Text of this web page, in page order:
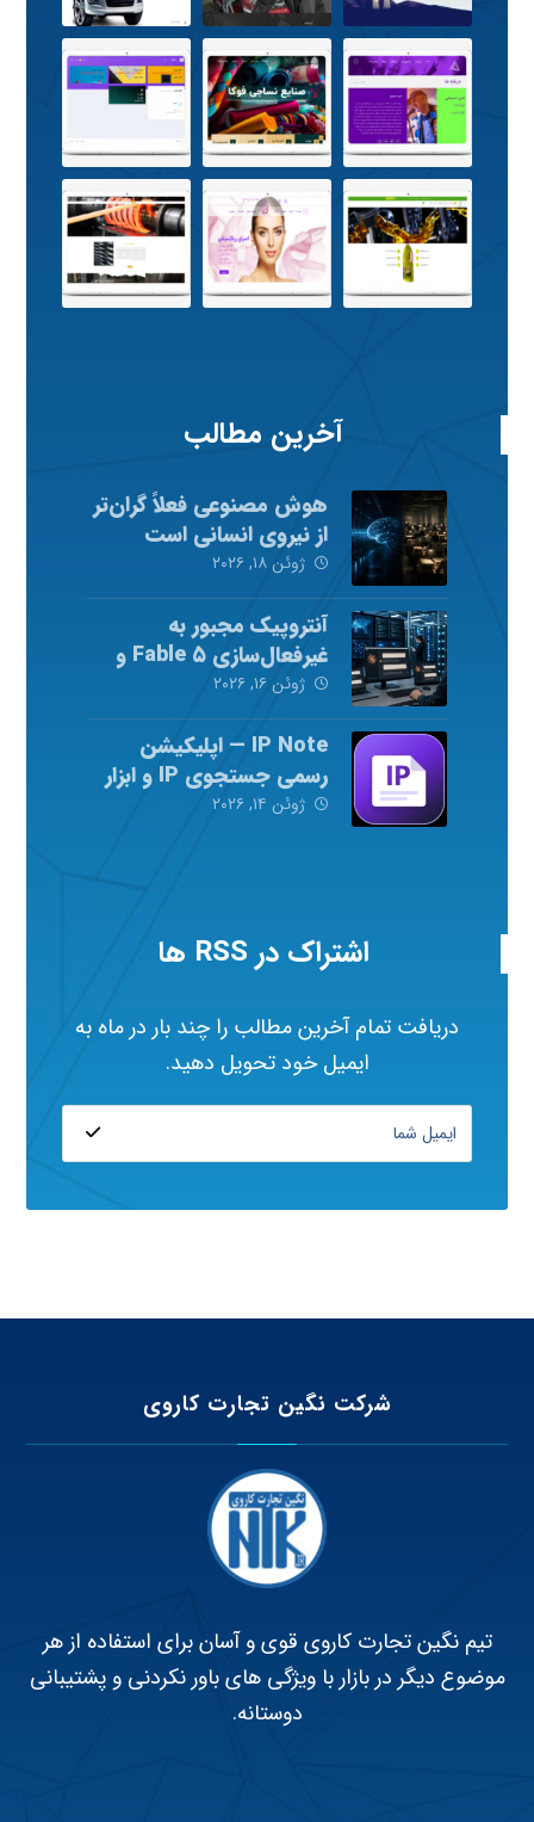
آخرین مطالب
هوش مصنوعی فعلاً گران‌تر
از نیروی انسانی است
ژوئن ۱۸, ۲۰۲۶
آنتروپیک مجبور به
غیرفعال‌سازی Fable ۵ و
Mythos ۵ شد
ژوئن ۱۶, ۲۰۲۶
IP Note — اپلیکیشن
رسمی جستجوی IP و ابزار
شبکه
ژوئن ۱۴, ۲۰۲۶
اشتراک در RSS ها
دریافت تمام آخرین مطالب را چند بار در ماه به
ایمیل خود تحویل دهید.
شرکت نگین تجارت کاروی
تیم نگین تجارت کاروی قوی و آسان برای استفاده از هر
موضوع دیگر در بازار با ویژگی های باور نکردنی و پشتیبانی
دوستانه.